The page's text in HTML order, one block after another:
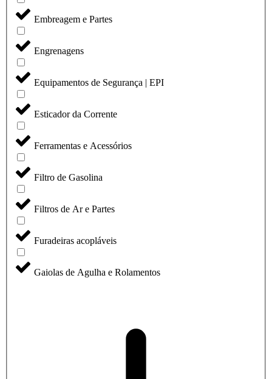
Embreagem e Partes
Engrenagens
Equipamentos de Segurança | EPI
Esticador da Corrente
Ferramentas e Acessórios
Filtro de Gasolina
Filtros de Ar e Partes
Furadeiras acopláveis
Gaiolas de Agulha e Rolamentos